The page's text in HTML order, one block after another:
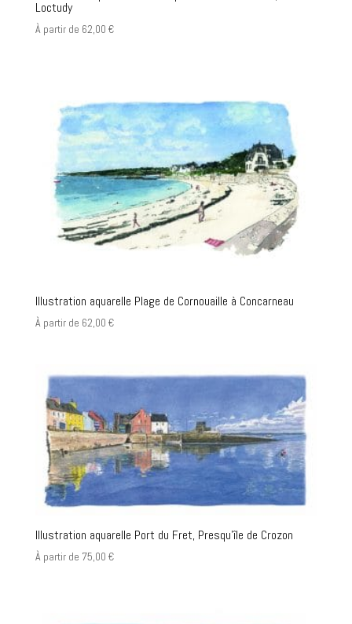
Loctudy
À partir de 62,00 €
Illustration aquarelle Plage de Cornouaille à Concarneau
À partir de 62,00 €
Illustration aquarelle Port du Fret, Presqu’île de Crozon
À partir de 75,00 €